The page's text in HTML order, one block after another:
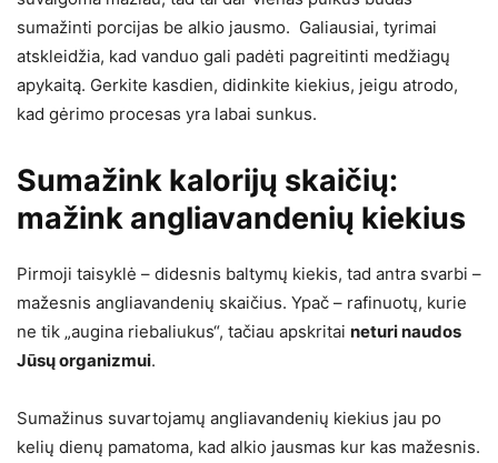
sumažinti porcijas be alkio jausmo. Galiausiai, tyrimai
atskleidžia, kad vanduo gali padėti pagreitinti medžiagų
apykaitą. Gerkite kasdien, didinkite kiekius, jeigu atrodo,
kad gėrimo procesas yra labai sunkus.
Sumažink kalorijų skaičių:
mažink angliavandenių kiekius
Pirmoji taisyklė – didesnis baltymų kiekis, tad antra svarbi –
mažesnis angliavandenių skaičius. Ypač – rafinuotų, kurie
ne tik „augina riebaliukus“, tačiau apskritai neturi naudos
Jūsų organizmui.
Sumažinus suvartojamų angliavandenių kiekius jau po
kelių dienų pamatoma, kad alkio jausmas kur kas mažesnis.